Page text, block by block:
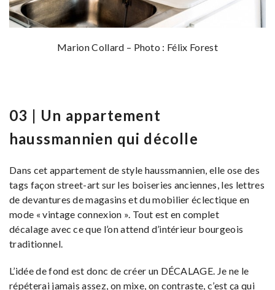
Marion Collard – Photo : Félix Forest
03 | Un appartement
haussmannien qui décolle
Dans cet appartement de style haussmannien, elle ose des
tags façon street-art sur les boiseries anciennes, les lettres
de devantures de magasins et du mobilier éclectique en
mode « vintage connexion ». Tout est en complet
décalage avec ce que l’on attend d’intérieur bourgeois
traditionnel.
L’idée de fond est donc de créer un DÉCALAGE. Je ne le
répéterai jamais assez, on mixe, on contraste, c’est ça qui